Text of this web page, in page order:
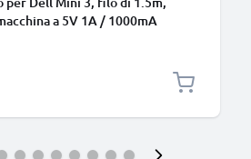
a 5V 1A / 1000mA